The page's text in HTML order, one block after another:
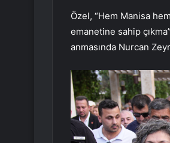
Özel, “Hem Manisa
emanetine sahip
anmasında Nurcan